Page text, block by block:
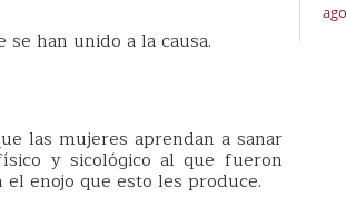
han unido a la causa.
las mujeres aprendan a sanar
y sicológico al que fueron
enojo que esto les produce.